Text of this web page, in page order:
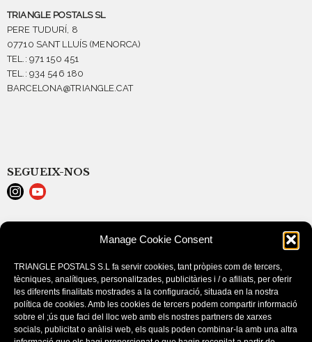
Manage Cookie Consent
TRIANGLE POSTALS S.L fa servir cookies, tant pròpies com de tercers,
tècniques, analítiques, personalitzades, publicitàries i / o afiliats, per oferir
les diferents finalitats mostrades a la configuració, situada en la nostra
política de cookies. Amb les cookies de tercers podem compartir informació
sobre el ;ús que faci del lloc web amb els nostres partners de xarxes
socials, publicitat o anàlisi web, els quals poden combinar-la amb una altra
TRIANGLE POSTALS SL
PERE TUDURÍ, 8
07710 SANT LLUÍS (MENORCA)
TEL.: 971 150 451
TEL.: 934 546 180
BARCELONA@TRIANGLE.CAT
SEGUEIX-NOS
POLÍTICA DE COOKIES (EU)
CONDICIONES DE COMPRA